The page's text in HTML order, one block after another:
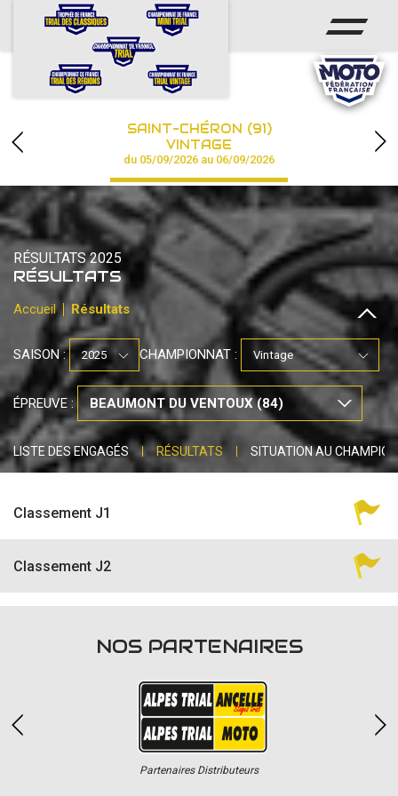
ACCUEIL
CALENDRIER
CHAMPIONNAT
RÉSULTATS
PHOTOS / VIDÉOS
PARTENAIRES
SAINT-CHÉRON (91)
VINTAGE
du 05/09/2026 au 06/09/2026
RÉSULTATS 2025
RÉSULTATS
Accueil Résultats
SAISON : CHAMPIONNAT :
ÉPREUVE :
LISTE DES ENGAGÉS RÉSULTATS SITUATION AU
Classement J1
Classement J2
NOS PARTENAIRES
Partenaires Distributeurs